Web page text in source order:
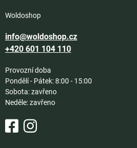
Woldoshop
info@woldoshop.cz
+420 601 104 110
Provozní doba
Pondělí - Pátek: 8:00 - 15:00
Sobota: zavřeno
Neděle: zavřeno